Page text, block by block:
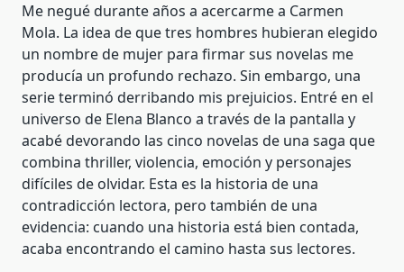
Me negué durante años a acercarme a Carmen
Mola. La idea de que tres hombres hubieran elegido
un nombre de mujer para firmar sus novelas me
producía un profundo rechazo. Sin embargo, una
serie terminó derribando mis prejuicios. Entré en el
universo de Elena Blanco a través de la pantalla y
acabé devorando las cinco novelas de una saga que
combina thriller, violencia, emoción y personajes
difíciles de olvidar. Esta es la historia de una
contradicción lectora, pero también de una
evidencia: cuando una historia está bien contada,
acaba encontrando el camino hasta sus lectores.